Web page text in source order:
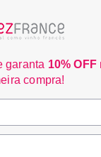
jornada de
de outros países do
e na paixão por
garanta 10% OFF
compra!